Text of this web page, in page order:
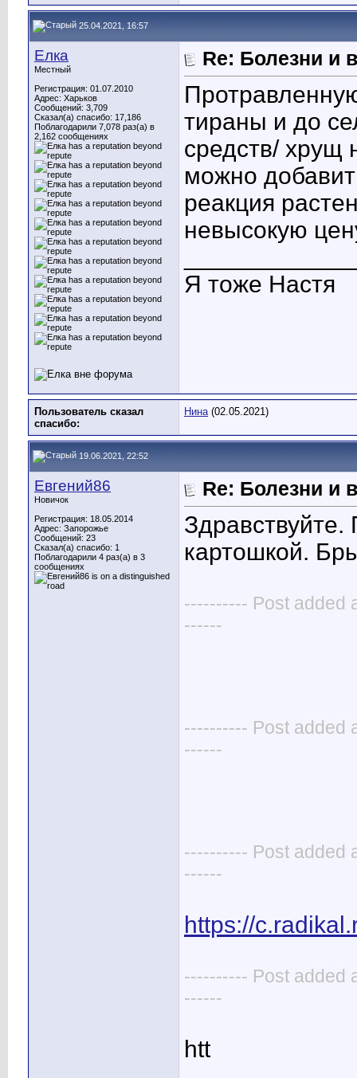
25.04.2021, 16:57
Елка
Местный
Регистрация: 01.07.2010
Адрес: Харьков
Сообщений: 3,709
Сказал(а) спасибо: 17,186
Поблагодарили 7,078 раз(а) в
2,162 сообщениях
Re: Болезни и
тираны и до
средств/ хрущ
можно
реакция
невысокую
Я тоже Настя
Пользователь сказал
cпасибо:
Нина(02.05.2021)
19.06.2021, 22:52
Евгений86
Новичок
Регистрация: 18.05.2014
Адрес: Запорожье
Сообщений: 23
Сказал(а) спасибо: 1
Поблагодарили 4 раз(а) в 3
сообщениях
Re: Болезни и
Здравствуйте.
картошкой.
---------- Post added
------
---------- Post added
------
---------- Post added
------
https://
---------- Post added
------
htt